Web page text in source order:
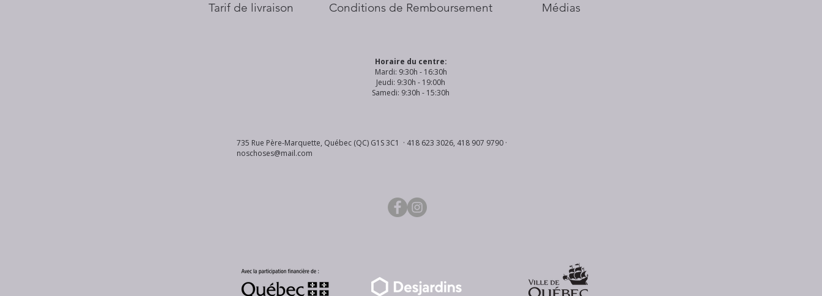
Tarif de livraison
Conditions de Remboursement
Médias
Horaire du centre:
Mardi: 9:30h - 16:30h
Jeudi: 9:30h - 19:00h
Samedi: 9:30h - 15:30h
735 Rue Père-Marquette, Québec (QC) G1S 3C1 · 418 623 3026, 418 907 9790 ·
noschoses@mail.com